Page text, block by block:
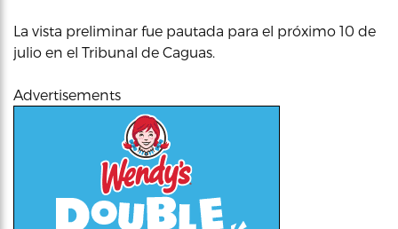
La vista preliminar fue pautada para el próximo 10 de
julio en el Tribunal de Caguas.
Advertisements